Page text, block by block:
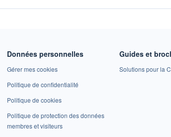
Données personnelles
Gérer mes cookies
Politique de confidentialité
Politique de cookies
Politique de protection des données
membres et visiteurs
Guides et
Solutions pour la